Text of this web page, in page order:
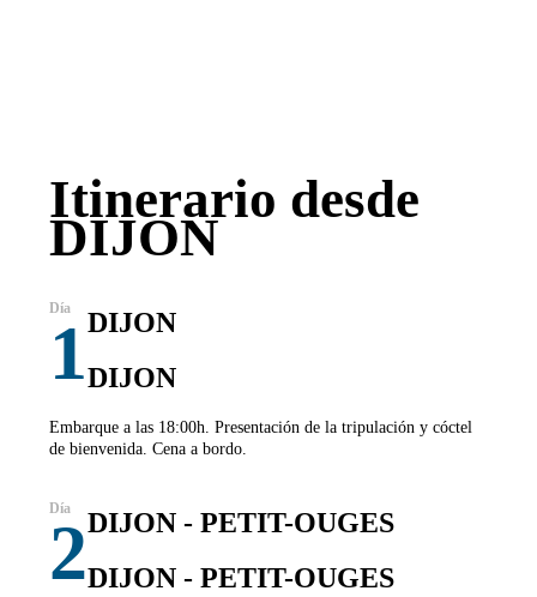
Itinerario desde
DIJON
1DIJON
DIJON
Embarque a las 18:00h. Presentación de la tripulación y cóctel
de bienvenida. Cena a bordo.
2DIJON - PETIT-OUGES
DIJON - PETIT-OUGES